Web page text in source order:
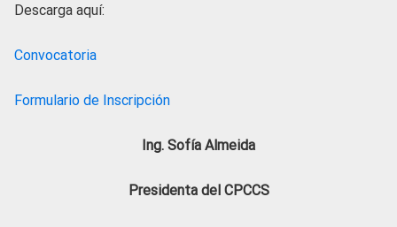
Descarga aquí:
Convocatoria
Formulario de Inscripción
Ing. Sofía Almeida
Presidenta del CPCCS